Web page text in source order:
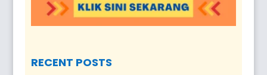
RECENT POSTS